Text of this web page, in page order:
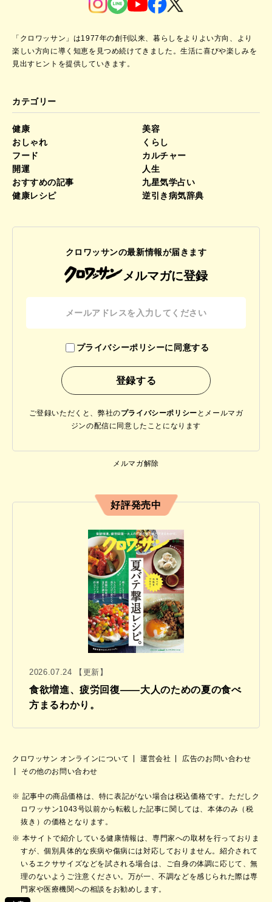
「クロワッサン」は1977年の創刊以来、暮らしをよりよい方向、より
楽しい方向に導く知恵を見つめ続けてきました。生活に喜びや楽しみを
見出すヒントを提供していきます。
カテゴリー
健康
美容
おしゃれ
くらし
フード
カルチャー
開運
人生
おすすめの記事
九星気学占い
健康レシピ
逆引き病気辞典
クロワッサンの最新情報が届きます
メルマガに登録
プライバシーポリシーに同意する
ご登録いただくと、弊社のプライバシーポリシー と メールマガ
ジンの配信に同意したことになります
メルマガ解除
好評発売中
2026.07.24 【更新】
食欲増進、疲労回復——大人のための夏の食べ
方まるわかり。
クロワッサン オンラインについて 運営会社
広告のお問い合わせ
その他のお問い合わせ
記事中の商品価格は、特に表記がない場合は税込価格です。ただしク
ロワッサン1043号以前から転載した記事に関しては、本体のみ（税
抜き）の価格となります。
本サイトで紹介している健康情報は、専門家への取材を行っておりま
すが、個別具体的な疾病や傷病には対応しておりません。紹介されて
いるエクササイズなどを試される場合は、ご自身の体調に応じて、無
理のないようご注意ください。万が一、不調などを感じられた際は専
門家や医療機関への相談をお勧めします。